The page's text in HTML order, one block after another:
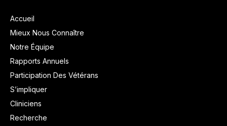
Accueil
Mieux Nous Connaître
Notre Équipe
Rapports Annuels
Participation Des Vétérans
S’impliquer
Cliniciens
Recherche